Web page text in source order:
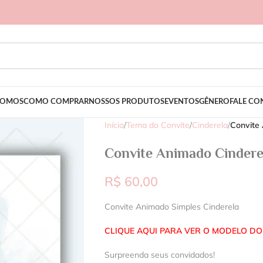
COMO COMPRARNOSSOS PRODUTOSEVENTOSGÊNERO FALE
Início/Tema do Convite/Cinderela/Convite
Convite Animado
R$ 60,00
Convite Animado Simples Cinderela
CLIQUE AQUI PARA VER O MODELO
Surpreenda seus convidados!